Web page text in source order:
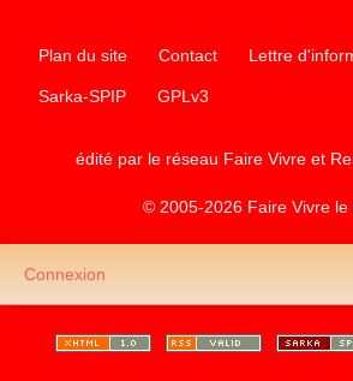
Plan du site Contact Lettre
Sarka-SPIP GPLv3
édité par le réseau Faire Vivre et
© 2005-2026 Faire Vivre le
Connexion